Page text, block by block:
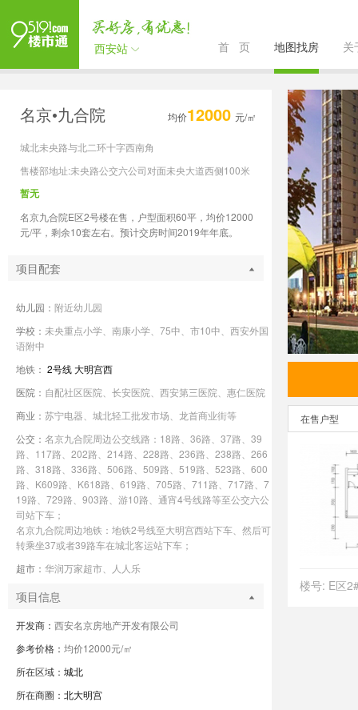
西安站 首 页 地图找房 关
名京•九合院 均价12000 元/㎡
城北未央路与北二环十字西南角
售楼部地址:未央路公交六公司对面未央大道西侧100米
暂无
名京九合院E区2号楼在售，户型面积60平，均价12000
元/平，剩余10套左右。预计交房时间2019年年底。
项目配套
幼儿园： 附近幼儿园
学校： 未央重点小学、南康小学、75中、市10中、西安外国
语附中
地铁： 2号线大明宫西
医院： 自配社区医院、长安医院、西安第三医院、惠仁医院
商业： 苏宁电器、城北轻工批发市场、龙首商业街等
公交： 名京九合院周边公交线路：18路、36路、37路、39
路、117路、202路、214路、228路、236路、238路、266
路、318路、336路、506路、509路、519路、523路、600
路、K609路、K618路、619路、705路、711路、717路、7
19路、729路、903路、游10路、通宵4号线路等至公交六公
司站下车；
名京九合院周边地铁：地铁2号线至大明宫西站下车、然后可
转乘坐37或者39路车在城北客运站下车；
超市： 华润万家超市、人人乐
项目信息
开发商： 西安名京房地产开发有限公司
参考价格： 均价12000元/㎡
所在区域： 城北
所在商圈： 北大明宫
在售户型
楼号: E区